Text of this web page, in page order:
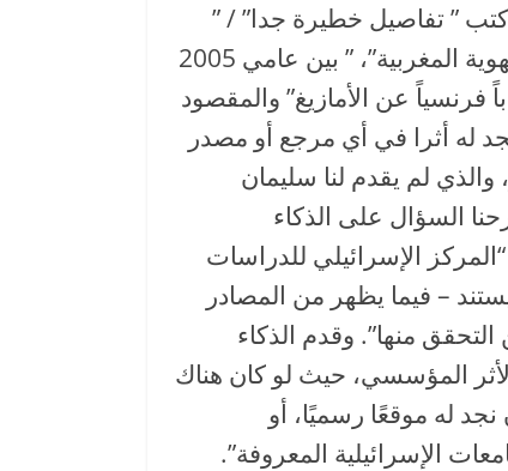
” تفاصيل خطيرة جدا” / ”
قنبلة موقوتة زرعتها وزارة الخارجية الإسرائيلية في قلب الهوية المغربية”، ” بين عامي 2005
المركز سرا على ترجمة 4700 وثيقة و15 كتاباً فرنسياً عن الأمازيغ” والمقصود
له أثرا في أي مرجع أو مصدر
والذي لم يقدم لنا سليمان
السؤال على الذكاء
الإسرائيلي للدراسات
أو تل أبيب، لا يستند – فيما يظهر من المصادر
منها”. وقدم الذكاء
المؤسسي، حيث لو كان هناك
من المفترض أن نجد له موقعًا رسميًا، أو
الإسرائيلية المعروفة”.